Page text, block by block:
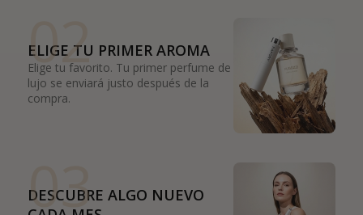
02
ELIGE TU PRIMER AROMA
Elige tu favorito. Tu primer perfume de
lujo se enviará justo después de la
compra.
03
DESCUBRE ALGO NUEVO